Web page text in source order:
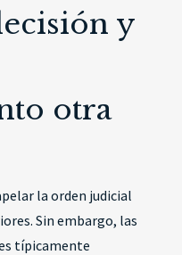
y
otra
la orden judicial
Sin embargo, las
típicamente